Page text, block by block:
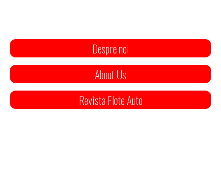
Despre noi
About Us
Revista Flote Auto